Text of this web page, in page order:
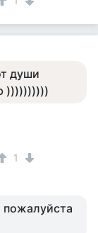
души
))))))))))
1
пожалуйста